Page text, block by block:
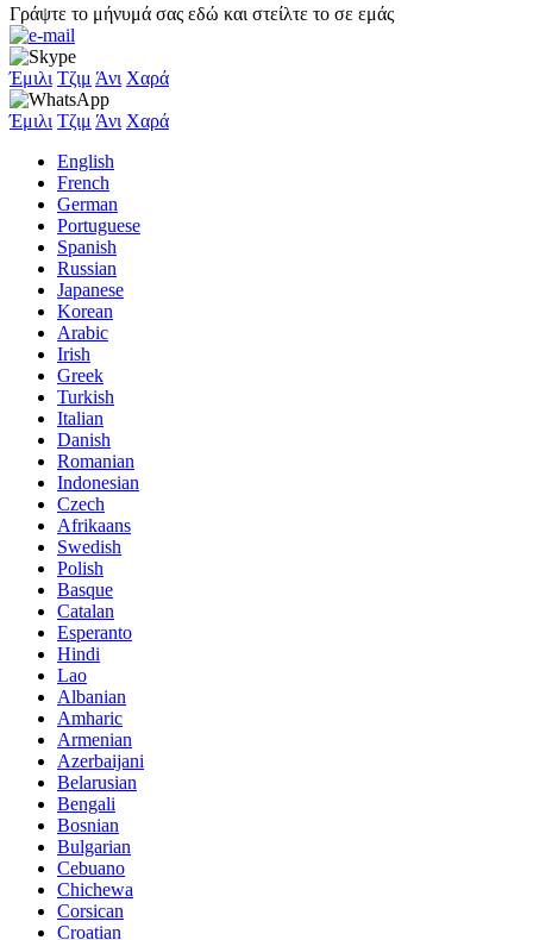
Γράψτε το μήνυμά σας εδώ και στείλτε το σε εμάς
Έμιλι Τζιμ Άνι Χαρά
Έμιλι Τζιμ Άνι Χαρά
English
French
German
Portuguese
Spanish
Russian
Japanese
Korean
Arabic
Irish
Greek
Turkish
Italian
Danish
Romanian
Indonesian
Czech
Afrikaans
Swedish
Polish
Basque
Catalan
Esperanto
Hindi
Lao
Albanian
Amharic
Armenian
Azerbaijani
Belarusian
Bengali
Bosnian
Bulgarian
Cebuano
Chichewa
Corsican
Croatian